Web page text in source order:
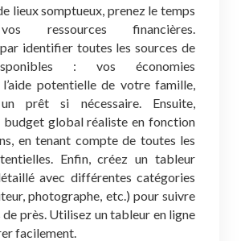
lieux somptueux, prenez le temps
ressources financières.
identifier toutes les sources de
: vos économies
l’aide potentielle de votre famille,
prêt si nécessaire. Ensuite,
budget global réaliste en fonction
en tenant compte de toutes les
Enfin, créez un tableur
avec différentes catégories
photographe, etc.) pour suivre
de près. Utilisez un tableur en ligne
facilement.